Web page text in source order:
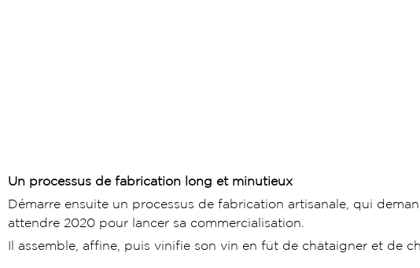
Un processus de fabrication long et minutieux
Démarre ensuite un processus de fabrication artisanale, qui
attendre 2020 pour lancer sa commercialisation.
Il assemble, affine, puis vinifie son vin en fût de châtaigner et de